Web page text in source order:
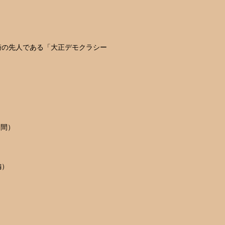
先人である「大正デモクラシー
）